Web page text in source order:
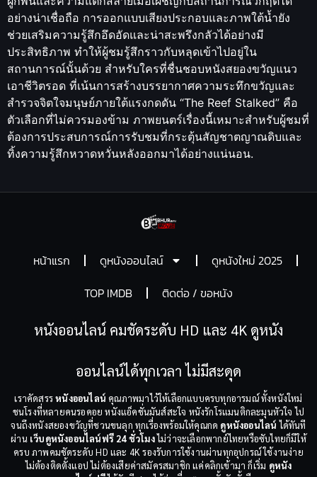
อย่างน่าเชื่อถือ การออกแบบเสียงประกอบและภาพใต้น้ำยัง
ช่วยเสริมความรู้สึกอึดอัดและน่าสะพรึงกลัวได้อย่างมี
ประสิทธิภาพ ทำให้ผู้ชมรู้สึกราวกับหลุดเข้าไปอยู่ใน
สถานการณ์นั้นด้วย สำหรับใครที่ชื่นชอบหนังสยองขวัญแนว
เอาชีวิตรอด ที่เน้นการสร้างบรรยากาศความระทึกขวัญและ
สำรวจจิตใจมนุษย์ภายใต้แรงกดดัน “The Reef Stalked” คือ
ตัวเลือกที่ไม่ควรมองข้าม ภาพยนตร์เรื่องนี้เหมาะสำหรับผู้ชมที่
ต้องการประสบการณ์การรับชมที่กระตุ้นสัญชาตญาณดิบและ
ทิ้งความรู้สึกหวาดหวั่นหลังออกมาได้อย่างแน่นอน.
หน้าแรก ดูหนังออนไลน์
ดูหนังใหม่ 2025
TOP IMDB
ติดต่อ / ขอหนัง
หนังออนไลน์ คมชัดระดับ HD และ 4K ดูหนัง
ออนไลน์ได้ทุกเวลา ไม่มีสะดุด
เราคัดสรรหนังออนไลน์ คุณภาพมาไว้ให้เลือกแบบครบทุกอารมณ์ ทั้งหนังใหม่
ชนโรงที่หลายคนรอคอย หนังแอ็คชั่นมันส์สะใจ หนังรักโรแมนติกละมุนหัวใจ ไป
จนถึงหนังสยองขวัญที่ชวนขนลุก ทุกเรื่องพร้อมให้คุณกด ดูหนังออนไลน์ ได้ทันที
ผ่าน เว็บดูหนังออนไลน์ฟรี 24 ชั่วโมงไม่ว่าจะเลือกพากย์ไทยหรือซับไทยก็มีให้
ครบ ภาพคมชัดระดับ HD และ 4K รองรับการใช้งานผ่านทุกอุปกรณ์ ใช้งานง่าย
ไม่ต้องติดตั้งแอป ไม่ต้องเสียค่าสมัครสมาชิก แค่คลิกเข้ามา ก็เริ่ม ดูหนัง